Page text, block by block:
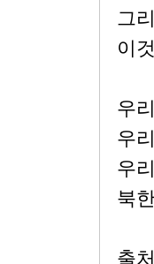
그
이
우
우
우
북
출